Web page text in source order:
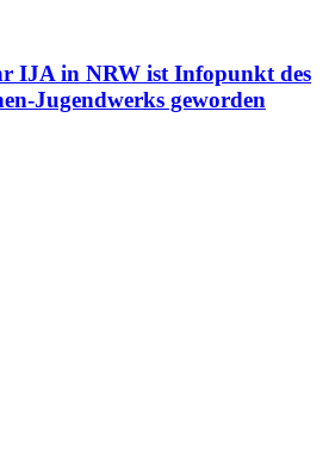
IJA in NRW ist Infopunkt des
Jugendwerks geworden